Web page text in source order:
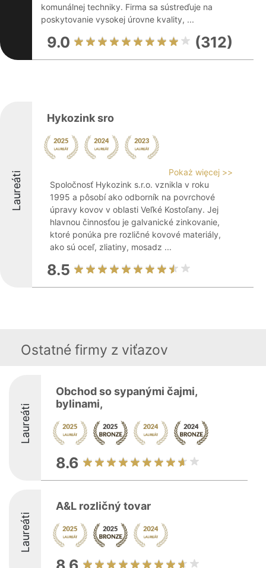
komunálnej techniky. Firma sa sústreďuje na
poskytovanie vysokej úrovne kvality, ...
9.0 (312)
Laureáti
Hykozink sro
Pokaż więcej >>
Spoločnosť Hykozink s.r.o. vznikla v roku
1995 a pôsobí ako odborník na povrchové
úpravy kovov v oblasti Veľké Kostoľany. Jej
hlavnou činnosťou je galvanické zinkovanie,
ktoré ponúka pre rozličné kovové materiály,
ako sú oceľ, zliatiny, mosadz ...
8.5
Ostatné firmy z viťazov
Laureáti
Obchod so sypanými čajmi,
bylinami,
8.6
Laureáti
A&L rozličný tovar